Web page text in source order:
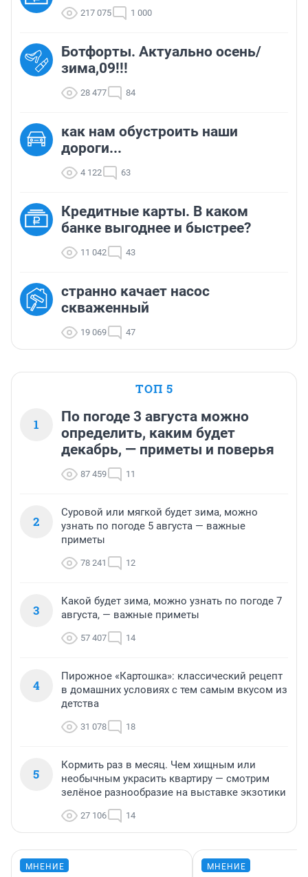
217 075 1 000
Ботфорты. Актуально осень/
зима,09!!!
28 477 84
как нам обустроить наши
дороги...
4 122 63
Кредитные карты. В каком
банке выгоднее и быстрее?
11 042 43
странно качает насос
скваженный
19 069 47
ТОП 5
1
По погоде 3 августа можно
определить, каким будет
декабрь, — приметы и поверья
87 459 11
2
Суровой или мягкой будет зима, можно
узнать по погоде 5 августа — важные
приметы
78 241 12
3
Какой будет зима, можно узнать по погоде 7
августа, — важные приметы
57 407 14
4
Пирожное «Картошка»: классический рецепт
в домашних условиях с тем самым вкусом из
детства
31 078 18
5
Кормить раз в месяц. Чем хищным или
необычным украсить квартиру — смотрим
зелёное разнообразие на выставке экзотики
27 106 14
МНЕНИЕ МНЕНИЕ